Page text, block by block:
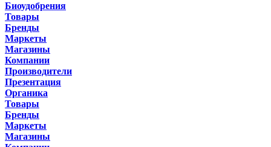
Биоудобрения
Товары
Бренды
Маркеты
Магазины
Компании
Производители
Презентация
Органика
Товары
Бренды
Маркеты
Магазины